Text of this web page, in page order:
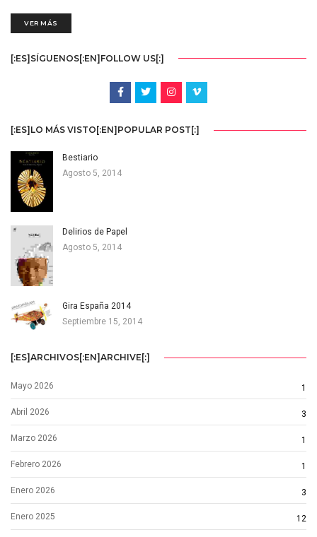
VER MÁS
[:ES]SÍGUENOS[:EN]FOLLOW US[:]
[:ES]LO MÁS VISTO[:EN]POPULAR POST[:]
Bestiario
Agosto 5, 2014
Delirios de Papel
Agosto 5, 2014
Gira España 2014
Septiembre 15, 2014
[:ES]ARCHIVOS[:EN]ARCHIVE[:]
Mayo 2026 1
Abril 2026 3
Marzo 2026 1
Febrero 2026 1
Enero 2026 3
Enero 2025 12